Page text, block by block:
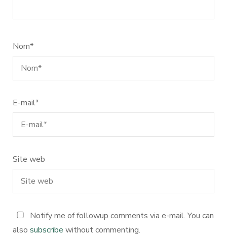
Nom*
E-mail*
Site web
Notify me of followup comments via e-mail. You can
also subscribe without commenting.